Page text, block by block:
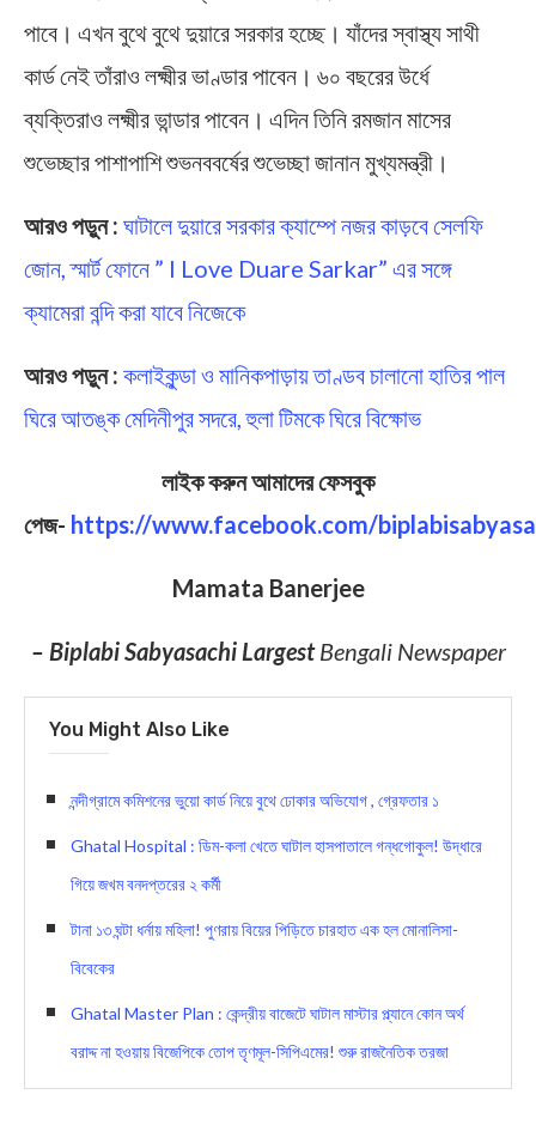
পাবে। এখন বুথে বুথে দুয়ারে সরকার হচ্ছে। যাঁদের স্বাস্থ্য সাথী
কার্ড নেই তাঁরাও লক্ষ্মীর ভাণ্ডার পাবেন। ৬০ বছরের উর্ধে
ব্যক্তিরাও লক্ষ্মীর ভান্ডার পাবেন। এদিন তিনি রমজান মাসের
শুভেচ্ছার পাশাপাশি শুভনববর্ষের শুভেচ্ছা জানান মুখ্যমন্ত্রী।
আরও পড়ুন : ঘাটালে দুয়ারে সরকার ক্যাম্পে নজর কাড়বে সেলফি
জোন, স্মার্ট ফোনে ” I Love Duare Sarkar” এর সঙ্গে
ক্যামেরা বন্দি করা যাবে নিজেকে
আরও পড়ুন : কলাইকুন্ডা ও মানিকপাড়ায় তাণ্ডব চালানো হাতির পাল
ঘিরে আতঙ্ক মেদিনীপুর সদরে, হুলা টিমকে ঘিরে বিক্ষোভ
লাইক করুন আমাদের ফেসবুক
পেজ- https://www.facebook.com/
Mamata Banerjee
– Biplabi Sabyasachi LargestBengali Newspaper
You Might Also Like
নন্দীগ্রামে কমিশনের ভুয়ো কার্ড নিয়ে বুথে ঢোকার অভিযোগ , গ্রেফতার ১
Ghatal Hospital : ডিম-কলা খেতে ঘাটাল হাসপাতালে গন্ধগোকুল! উদ্ধারে
গিয়ে জখম বনদপ্তরের ২ কর্মী
টানা ১৩ ঘন্টা ধর্নায় মহিলা! পুণরায় বিয়ের পিড়িতে চারহাত এক হল মোনালিসা-
বিবেকের
Ghatal Master Plan : কেন্দ্রীয় বাজেটে ঘাটাল মাস্টার প্ল্যানে কোন অর্থ
বরাদ্দ না হওয়ায় বিজেপিকে তোপ তৃণমূল-সিপিএমের! শুরু রাজনৈতিক তরজা